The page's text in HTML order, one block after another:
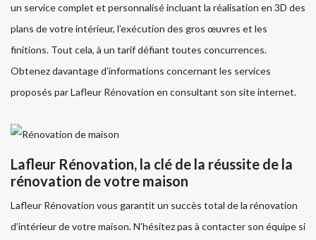
un service complet et personnalisé incluant la réalisation en 3D des
plans de votre intérieur, l’exécution des gros œuvres et les
finitions. Tout cela, à un tarif défiant toutes concurrences.
Obtenez davantage d’informations concernant les services
proposés par Lafleur Rénovation en consultant son site internet.
Lafleur Rénovation, la clé de la réussite de la
rénovation de votre maison
Lafleur Rénovation vous garantit un succès total de la rénovation
d’intérieur de votre maison. N’hésitez pas à contacter son équipe si